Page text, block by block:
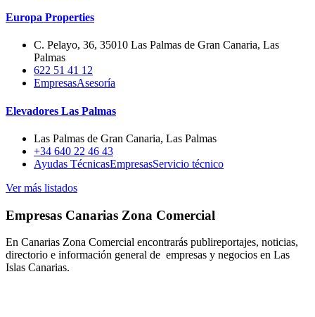
Europa Properties
C. Pelayo, 36, 35010 Las Palmas de Gran Canaria, Las
Palmas
622 51 41 12
EmpresasAsesoría
Elevadores Las Palmas
Las Palmas de Gran Canaria, Las Palmas
+34 640 22 46 43
Ayudas TécnicasEmpresasServicio técnico
Ver más listados
Empresas Canarias Zona Comercial
En Canarias Zona Comercial encontrarás publireportajes, noticias,
directorio e información general de empresas y negocios en Las
Islas Canarias.